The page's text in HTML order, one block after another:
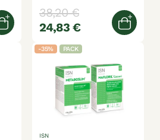
Ajouter au panier
38,20 €
24,83 €
-35% PACK
ISN